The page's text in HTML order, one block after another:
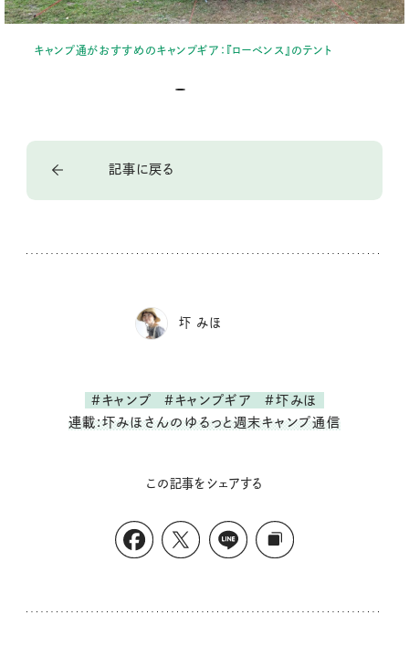
キャンプ通がおすすめのキャンプギア：『ローベンス』のテント
記事に戻る
圷 みほ
#キャンプ #キャンプギア
#圷みほ
連載:圷みほさんのゆるっと週末キャンプ通信
この記事をシェアする